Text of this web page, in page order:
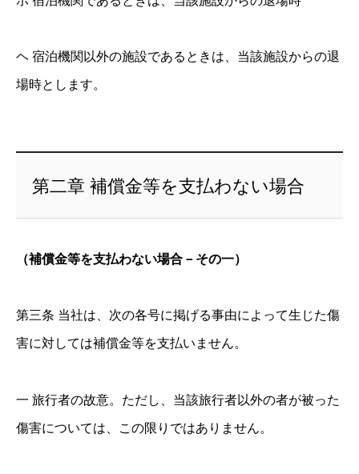
ヘ 宿泊機関以外の施設であるときは、当該施設からの退
場時とします。
第二章 補償金等を支払わない場合
（補償金等を支払わない場合－その一）
第三条 当社は、次の各号に掲げる事由によって生じた傷
害に対しては補償金等を支払いません。
一 旅行者の故意。ただし、当該旅行者以外の者が被った
傷害については、この限りではありません。